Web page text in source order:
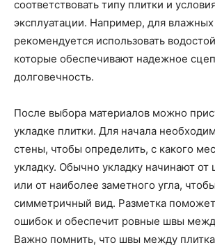
соответствовать типу плитки и
эксплуатации. Например, для
рекомендуется использовать
которые обеспечивают надежное
долговечность.
После выбора материалов можно
укладке плитки. Для начала
стены, чтобы определить, с какого
укладку. Обычно укладку начинают от
или от наиболее заметного угла,
симметричный вид. Разметка
ошибок и обеспечит ровные швы
Важно помнить, что швы между